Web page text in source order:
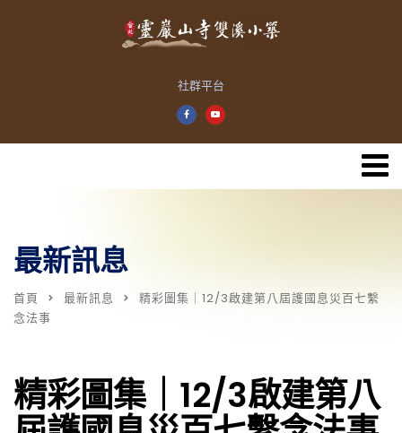
社群平台
最新訊息
首頁 最新訊息
精彩圖集｜12/3啟建第八屆護國息災百七繫
念法事
精彩圖集｜12/3啟建第八